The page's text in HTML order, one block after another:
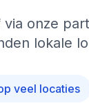
onze
lokale
veel locaties